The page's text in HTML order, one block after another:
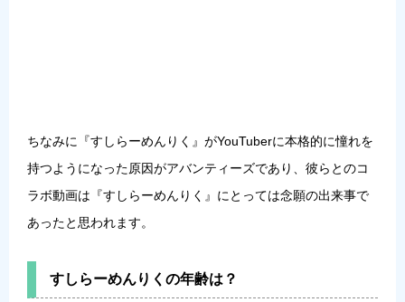
ちなみに『すしらーめんりく』がYouTuberに本格的に憧れを
持つようになった原因がアバンティーズであり、彼らとのコ
ラボ動画は『すしらーめんりく』にとっては念願の出来事で
あったと思われます。
すしらーめんりくの年齢は？